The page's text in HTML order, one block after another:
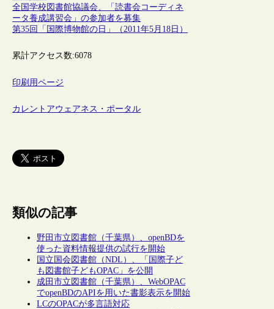
全国学校図書館協議会、「読書会コーディネ
ータ養成講習会」の参加者を募集
第35回「国際博物館の日」（2011年5月18日）
累計アクセス数:6078
印刷用ページ
カレントアウェアネス・ポータル
類似の記事
野田市立図書館（千葉県）、openBDを
使った資料情報提供の試行を開始
国立国会図書館（NDL）、「国際子ど
も図書館子どもOPAC」を公開
成田市立図書館（千葉県）、WebOPAC
でopenBDのAPIを用いた書影表示を開始
LCのOPACが多言語対応